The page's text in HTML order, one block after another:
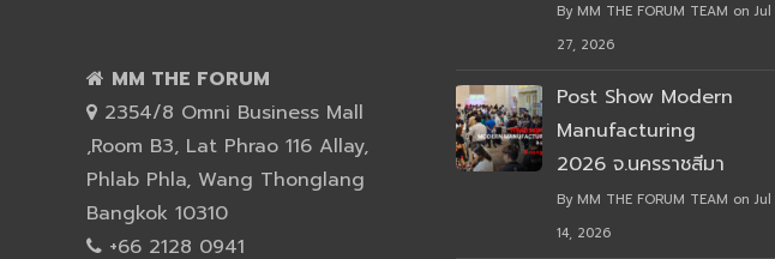
MM THE FORUM
2354/8 Omni Business Mall
,Room B3, Lat Phrao 116 Allay,
Phlab Phla, Wang Thonglang
Bangkok 10310
+66 2128 0941
By MM THE FORUM TEAM on Jul
27, 2026
Post Show Modern
Manufacturing
2026 จ.นครราชสีมา
By MM THE FORUM TEAM on Jul
14, 2026